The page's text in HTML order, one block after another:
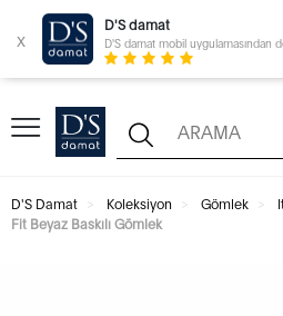
x
D'S damat
D'S damat mobil uygulamasından
D'S Damat Koleksiyon Gömlek
Fit Beyaz Baskılı Gömlek